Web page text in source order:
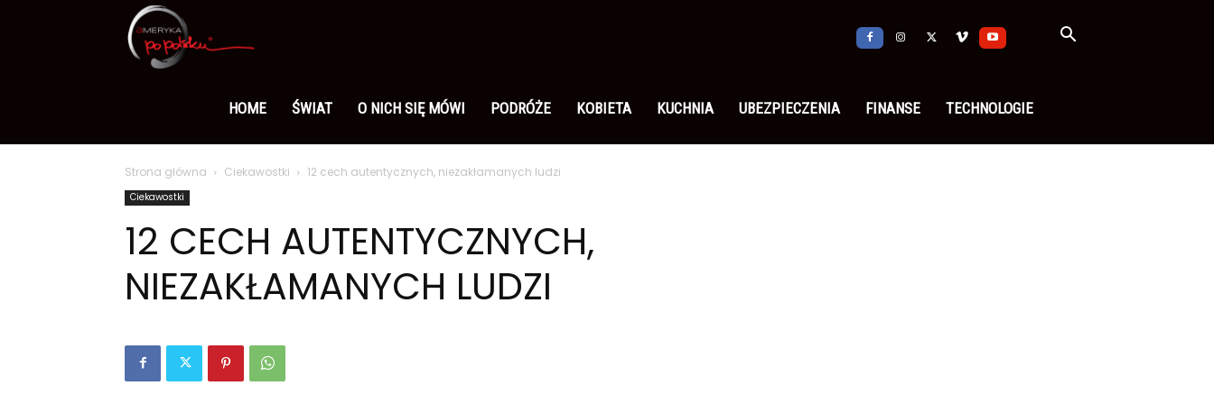
po
polsku
HOME ŚWIAT O NICH SIĘ MÓWI PODRÓŻE KOBIETA KUCHNIA UBEZPIECZENIA FINANSE TECHNOLOGIE
Strona główna Ciekawostki 12 cech autentycznych, niezakłamanych ludzi
Ciekawostki
12 CECH AUTENTYCZNYCH,
NIEZAKŁAMANYCH LUDZI